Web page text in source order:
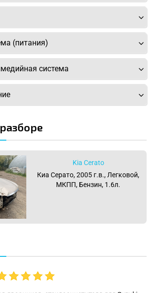
(питания)
система
Kia Cerato
Киа Серато, 2005 г.в., Легковой,
МКПП, Бензин, 1.6л.